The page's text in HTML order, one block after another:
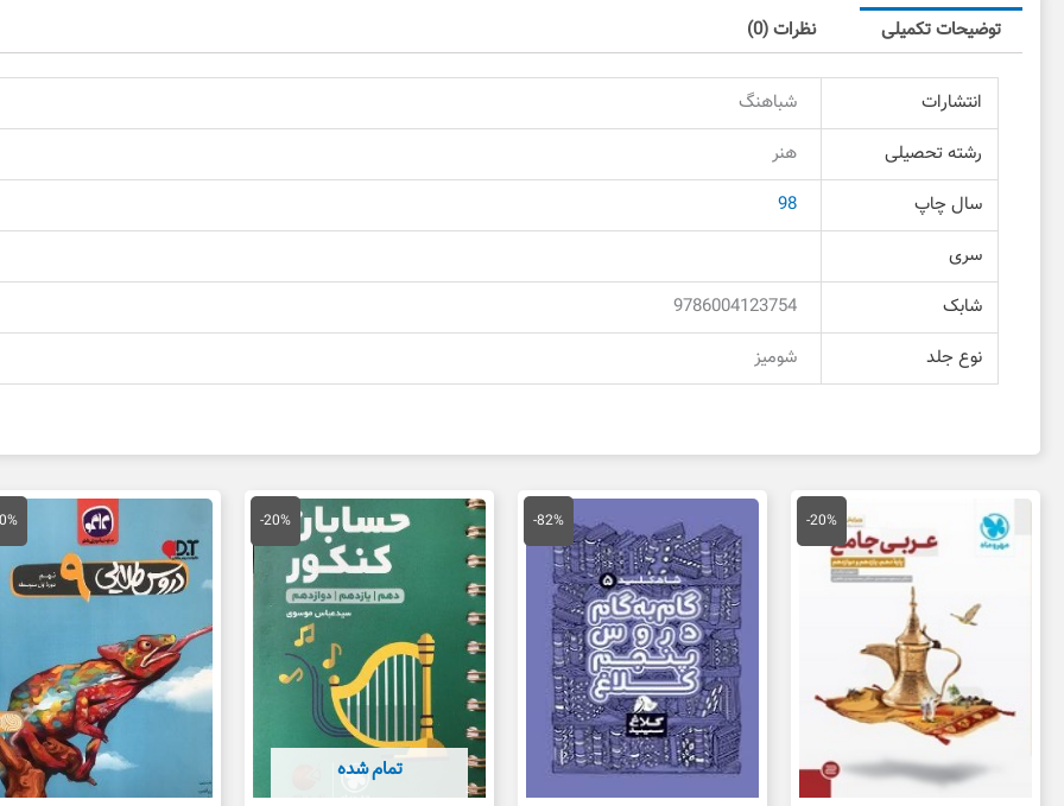
توضیحات تکمیلی نظرات (0)
انتشارات
شباهنگ
رشته تحصیلی
هنر
سال چاپ
98
سری
شابک
9786004123754
نوع جلد
شومیز
-20%
110,000 تومان
بود.
قیمت
فعلی
88,000 تومان
-82%
قیمت
اصلی
590,000 تومان
بود.
قیمت
فعلی
107,200 تومان
-20%
تمام شده
قیمت
اصلی
16,000 تومان
بود.
قیمت
فعلی
12,800 تومان
است.
قیمت
اصلی
99,000 تومان
بود.